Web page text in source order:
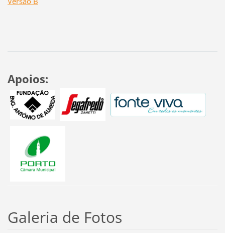
Apoios:
Galeria de Fotos